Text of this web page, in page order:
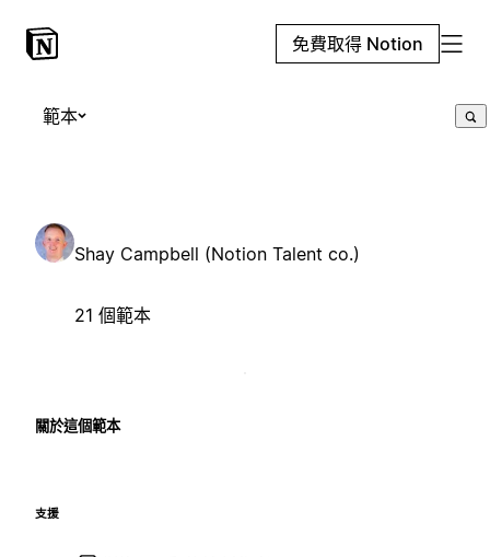
免費取得 Notion
範本
Shay Campbell (Notion Talent co.)
21 個範本
關於這個範本
支援